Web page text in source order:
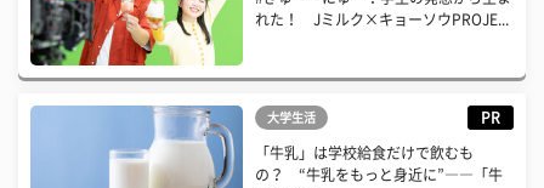
れた！ Jミルク×キョーソウPROJE...
大学生活 PR
「牛乳」は学校給食だけで飲むも
の？ “牛乳をもっと身近に”――「牛